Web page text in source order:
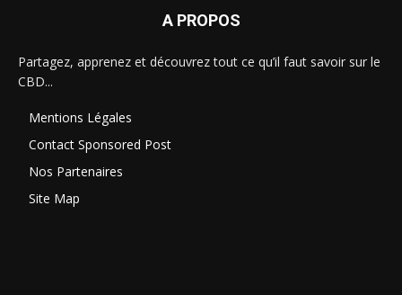
A PROPOS
Partagez, apprenez et découvrez tout ce qu’il faut savoir sur le
CBD...
Mentions Légales
Contact Sponsored Post
Nos Partenaires
Site Map